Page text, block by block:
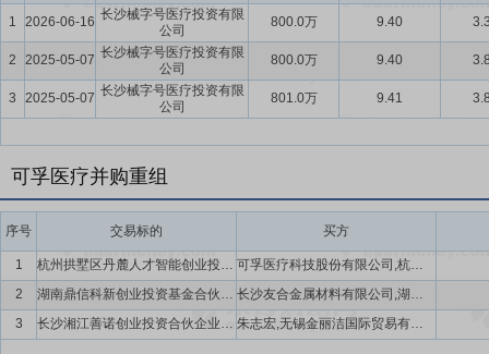
1
2026-06-16 长沙械字号医疗投资有限
公司
800.0万 9.40
2 2025-05-07 长沙械字号医疗投资有限
公司
800.0万 9.40
3 2025-05-07 长沙械字号医疗投资有限
公司
801.0万 9.41
可孚医疗并购重组
序号 交易标的 买方
1 杭州拱墅区丹麓人才智能创业投资基金合伙企业(有限合伙)
可孚医疗科技股份有限公司,杭州拱墅产业基金有限公司,红杉煜慧(厦门)股权投资合伙企业(有限合伙),广州丹麓股权投资管理有限公司,杭州高科技创业投资管理有限公司,深圳市新浩新兴创业投资有限公司
2
湖南鼎信科新创业投资基金合伙企业(有限合伙)
长沙友合金属材料有限公司,湖南鼎信泰和股权投资管理有限公司,可孚医疗科技股份有限公司
3
长沙湘江善诺创业投资合伙企业(有限合伙) 朱志宏,无锡金丽洁国际贸易有限公司,湖南湘江新区引导四号股权投资合伙企业(有限合伙),可孚医疗科技股份有限公司,湖南九典制药股份有限公司,深圳前海上善金石私募股权投资基金管理有限公司